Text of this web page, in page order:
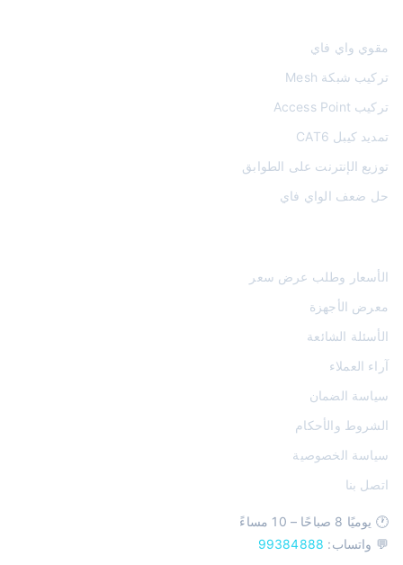
مقوي واي فاي
تركيب شبكة Mesh
تركيب Access Point
تمديد كيبل CAT6
توزيع الإنترنت على الطوابق
حل ضعف الواي فاي
الأسعار وطلب عرض سعر
معرض الأجهزة
الأسئلة الشائعة
آراء العملاء
سياسة الضمان
الشروط والأحكام
سياسة الخصوصية
اتصل بنا
🕐 يوميًا 8 صباحًا – 10 مساءً
💬 واتساب: 99384888